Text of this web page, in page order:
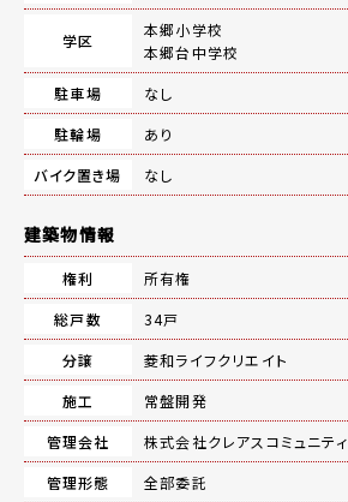
学区
本郷小学校
本郷台中学校
駐車場
なし
駐輪場
あり
バイク置き場
なし
建築物情報
権利
所有権
総戸数
34戸
分譲
菱和ライフクリエイト
施工
常盤開発
管理会社
株式会社クレアスコミュニティ
管理形態
全部委託